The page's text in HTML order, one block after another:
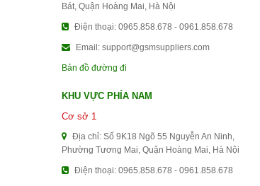
Bát, Quận Hoàng Mai, Hà Nội
Điện thoại: 0965.858.678 - 0961.858.678
Email: support@gsmsuppliers.com
Bản đồ đường đi
KHU VỰC PHÍA NAM
Cơ sở 1
Địa chỉ: Số 9K18 Ngõ 55 Nguyễn An Ninh,
Phường Tương Mai, Quận Hoàng Mai, Hà Nội
Điện thoại: 0965.858.678 - 0961.858.678